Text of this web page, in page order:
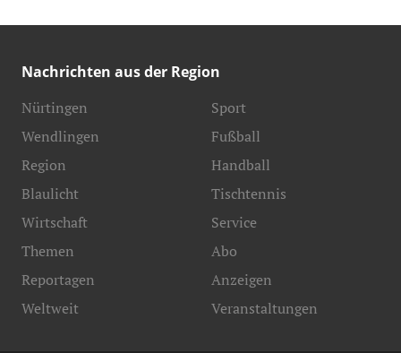
Nachrichten aus der Region
Nürtingen
Wendlingen
Region
Blaulicht
Sport
Fußball
Handball
Tischtennis
Wirtschaft
Themen
Reportagen
Weltweit
Service
Abo
Anzeigen
Veranstaltungen